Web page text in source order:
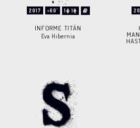
2017 >60' 1 1
INFORME TITÁN
Eva Hibernia